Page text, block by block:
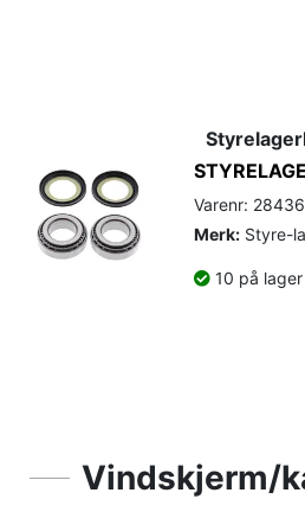
Varenr:
Merk: Styre-
10 på
Vindskjerm/